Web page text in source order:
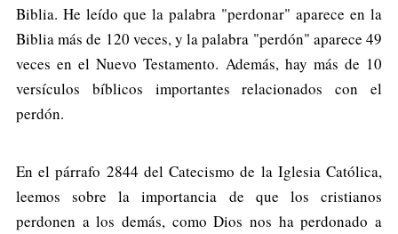
Biblia. He leído que la palabra "perdonar" aparece en la
Biblia más de 120 veces, y la palabra "perdón" aparece 49
veces en el Nuevo Testamento. Además, hay más de 10
versículos bíblicos importantes relacionados con el
perdón.
En el párrafo 2844 del Catecismo de la Iglesia Católica,
leemos sobre la importancia de que los cristianos
perdonen a los demás, como Dios nos ha perdonado a